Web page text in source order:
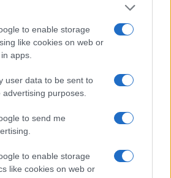
to enable storage
like cookies on web or
apps.
user data to be sent to
purposes.
to send me
to enable storage
like cookies on web or